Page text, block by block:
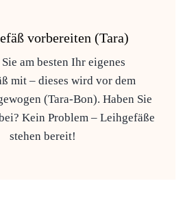
vorbereiten (Tara)
am besten Ihr eigenes
mit – dieses wird vor dem
(Tara-Bon). Haben Sie
Kein Problem – Leihgefäße
stehen bereit!